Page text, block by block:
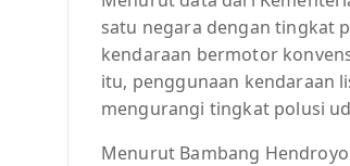
satu negara dengan tingkat
kendaraan bermotor
itu, penggunaan kendaraan
mengurangi tingkat polusi
Menurut Bambang